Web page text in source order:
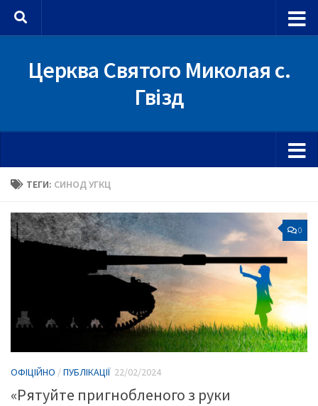
Skip to content
Церква Святого Миколая с.
Гвізд
ТЕГИ: СИНОД УГКЦ
0
ОФІЦІЙНО /ПУБЛІКАЦІЇ 22/02/2024
«Рятуйте пригнобленого з руки